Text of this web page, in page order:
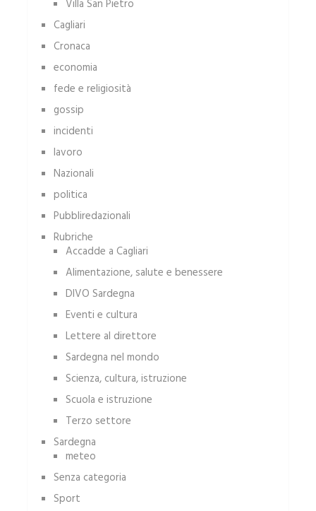
Villa San Pietro
Cagliari
Cronaca
economia
fede e religiosità
gossip
incidenti
lavoro
Nazionali
politica
Pubbliredazionali
Rubriche
Accadde a Cagliari
Alimentazione, salute e benessere
DIVO Sardegna
Eventi e cultura
Lettere al direttore
Sardegna nel mondo
Scienza, cultura, istruzione
Scuola e istruzione
Terzo settore
Sardegna
meteo
Senza categoria
Sport